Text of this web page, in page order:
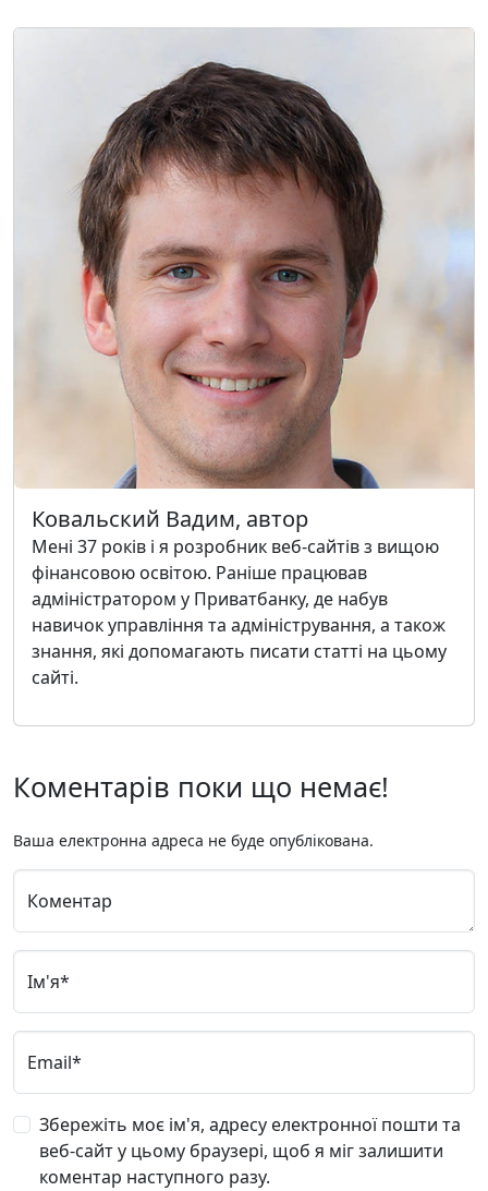
Ковальский Вадим, автор
Мені 37 років і я розробник веб-сайтів з вищою
фінансовою освітою. Раніше працював
адміністратором у Приватбанку, де набув
навичок управління та адміністрування, а також
знання, які допомагають писати статті на цьому
сайті.
Коментарів поки що немає!
Ваша електронна адреса не буде опублікована.
Коментар
Ім'я*
Email*
Збережіть моє ім'я, адресу електронної пошти та
веб-сайт у цьому браузері, щоб я міг залишити
коментар наступного разу.